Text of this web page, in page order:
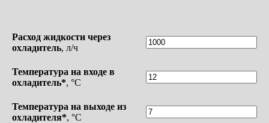
Расход жидкости через
охладитель, л/ч
Температура на входе в
охладитель*, °С
Температура на выходе из
охладителя*, °С